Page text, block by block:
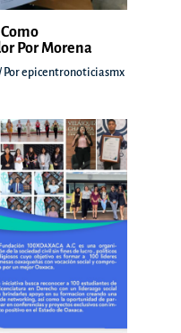
Por Morena
Porepicentronoticiasmx